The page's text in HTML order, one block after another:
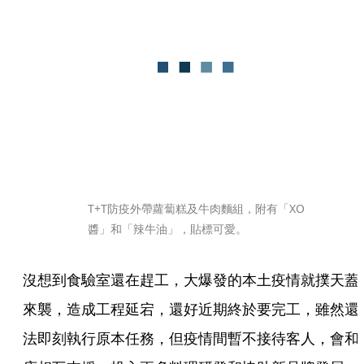
T+T防疫外帶蘿蔔糕及牛肉麵組，附有「XO
醬」和「辣牛油」，貼標可愛。
沒想到食驗室還在趕工，大爆發的本土疫情就撲天蓋
來襲，造成工程延宕，還好近期終於要完工，雖然還
法即刻執行原本任務，但疫情間暫不接待客人，會和